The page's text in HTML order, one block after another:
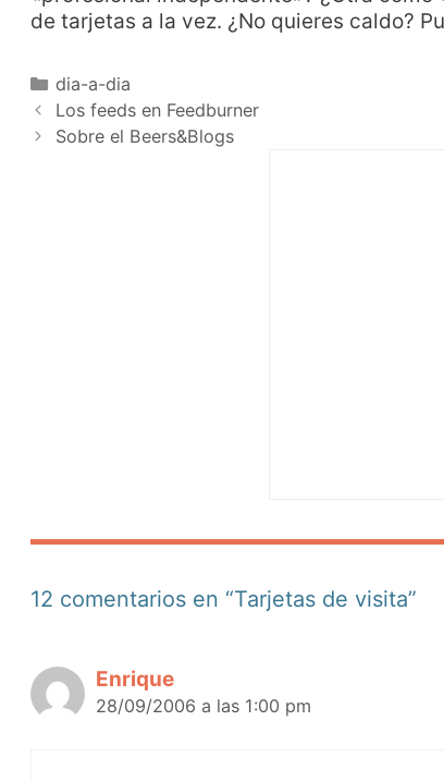
de tarjetas a la vez. ¿No quieres caldo?
dia-a-dia
Los feeds en Feedburner
Sobre el Beers&Blogs
12 comentarios en “Tarjetas de visita”
Enrique
28/09/2006 a las 1:00 pm